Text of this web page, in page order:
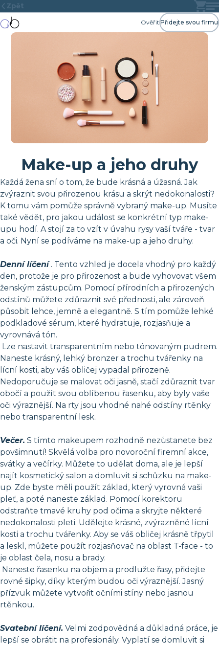
Zpět
Ověřit Přidejte svou firmu
Make-up a jeho druhy
Každá žena sní o tom, že bude krásná a úžasná. Jak
zvýraznit svou přirozenou krásu a skrýt nedokonalosti?
K tomu vám pomůže správně vybraný make-up. Musíte
také vědět, pro jakou událost se konkrétní typ make-
upu hodí. A stojí za to vzít v úvahu rysy vaší tváře - tvar
a oči. Nyní se podíváme na make-up a jeho druhy.
Denní líčení. Tento vzhled je docela vhodný pro každý
den, protože je pro přirozenost a bude vyhovovat všem
ženským zástupcům. Pomocí přírodních a přirozených
odstínů můžete zdůraznit své přednosti, ale zároveň
působit lehce, jemně a elegantně. S tím pomůže lehké
podkladové sérum, které hydratuje, rozjasňuje a
vyrovnává tón.
Lze nastavit transparentním nebo tónovaným pudrem.
Naneste krásný, lehký bronzer a trochu tvářenky na
lícní kosti, aby váš obličej vypadal přirozeně.
Nedoporučuje se malovat oči jasně, stačí zdůraznit tvar
obočí a použít svou oblíbenou řasenku, aby byly vaše
oči výraznější. Na rty jsou vhodné nahé odstíny rtěnky
nebo transparentní lesk.
Večer. S tímto makeupem rozhodně nezůstanete bez
povšimnutí! Skvělá volba pro novoroční firemní akce,
svátky a večírky. Můžete to udělat doma, ale je lepší
najít kosmetický salon a domluvit si schůzku na make-
up. Zde byste měli použít základ, který vyrovná vaši
pleť, a poté naneste základ. Pomocí korektoru
odstraňte tmavé kruhy pod očima a skryjte některé
nedokonalosti pleti. Udělejte krásné, zvýrazněné lícní
kosti a trochu tvářenky. Aby se váš obličej krásně třpytil
a leskl, můžete použít rozjasňovač na oblast T-face - to
je oblast čela, nosu a brady.
Naneste řasenku na objem a prodlužte řasy, přidejte
rovné šipky, díky kterým budou oči výraznější. Jasný
přízvuk můžete vytvořit očními stíny nebo jasnou
rtěnkou.
Svatební líčení. Velmi zodpovědná a důkladná práce, je
lepší se obrátit na profesionály. Vyplatí se domluvit si